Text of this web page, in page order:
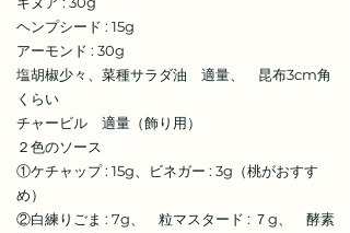
ヘンプシード : 15g
アーモンド : 30g
塩胡椒少々、菜種サラダ油 適量、 昆布3cm角
くらい
チャービル 適量（飾り用）
２色のソース
①ケチャップ : 15g、ビネガー : 3g（桃がおすす
め）
②白練りごま : 7g、 粒マスタード : ７g、 酵素